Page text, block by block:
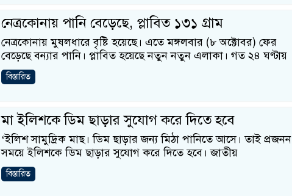
নেত্রকোনায় পানি বেড়েছে, প্লাবিত ১৩১ গ্রাম
নেত্রকোনায় মুষলধারে বৃষ্টি হয়েছে। এতে মঙ্গলবার (৮ অক্টোবর) ফের
বেড়েছে বন্যার পানি। প্লাবিত হয়েছে নতুন নতুন এলাকা। গত ২৪ ঘণ্টায়
বিস্তারিত
মা ইলিশকে ডিম ছাড়ার সুযোগ করে দিতে হবে
‘ইলিশ সামুদ্রিক মাছ। ডিম ছাড়ার জন্য মিঠা পানিতে আসে। তাই প্রজনন
সময়ে ইলিশকে ডিম ছাড়ার সুযোগ করে দিতে হবে। জাতীয়
বিস্তারিত